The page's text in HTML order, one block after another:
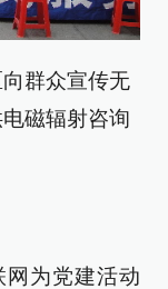
群众宣传无
磁辐射咨询
为党建活动